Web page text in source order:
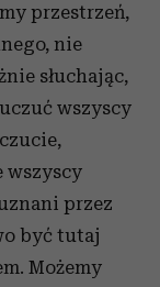
przestrzeń,
nie
słuchając,
wszyscy
wszyscy
przez
być tutaj
Możemy